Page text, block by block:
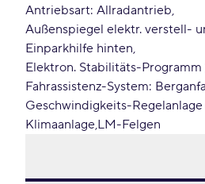
Antriebsart: Allradantrieb
Außenspiegel elektr. verstell-
Einparkhilfe hinten
Elektron. Stabilitäts-Programm
Fahrassistenz-System:
Geschwindigkeits-
Klimaanlage LM-Felgen